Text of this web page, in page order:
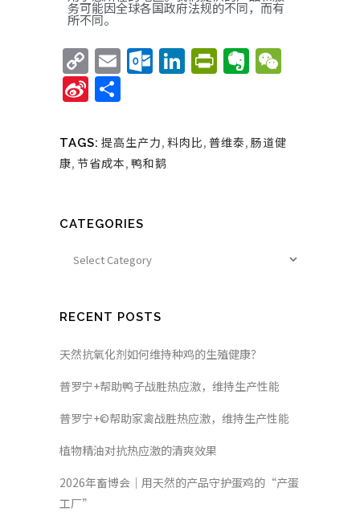
务可能因全球各国政府法规的不同，而有
所不同。
Copy
Link
EmailOutlook.com
LinkedInEvernote
Sina
Weibo
TAGS: 提高生产力, 料肉比, 普维泰, 肠道健
康, 节省成本, 鸭和鹅
CATEGORIES
RECENT POSTS
天然抗氧化剂如何维持种鸡的生殖健康？
普罗宁+帮助鸭子战胜热应激，维持生产性能
普罗宁+©帮助家禽战胜热应激，维持生产性能
植物精油对抗热应激的清爽效果
2026年畜博会｜用天然的产品守护蛋鸡的“产蛋
工厂”